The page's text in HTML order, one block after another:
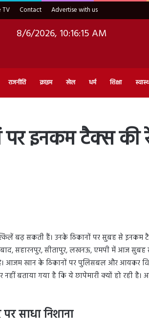
TV Contact Advertise with us
8/6/2026, 10:16:16 AM
राजनीति क्राइम खेल धर्म शिक्षा
पर इनकम टैक्स
बढ़ सकती हैं। उनके ठिकानों पर सुबह से इनकम
सहारनपुर, सीतापुर, लखनऊ, एमपी में आज
आजम खान के ठिकानों पर पुलिसबल और आयकर
बताया गया है कि ये छापेमारी क्यों हो रही है।
साधा निशाना